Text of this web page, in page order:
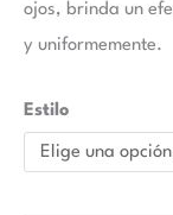
ojos, brinda un
y uniformemente.
Estilo